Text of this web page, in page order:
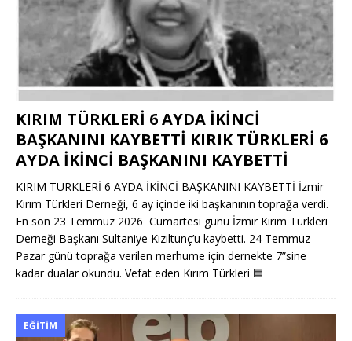
KIRIM TÜRKLERİ 6 AYDA İKİNCİ
BAŞKANINI KAYBETTİ KIRIK TÜRKLERİ 6
AYDA İKİNCİ BAŞKANINI KAYBETTİ
KIRIM TÜRKLERİ 6 AYDA İKİNCİ BAŞKANINI KAYBETTİ İzmir
Kırım Türkleri Derneği, 6 ay içinde iki başkanının toprağa verdi.
En son 23 Temmuz 2026 Cumartesi günü İzmir Kırım Türkleri
Derneği Başkanı Sultaniye Kızıltunç’u kaybetti. 24 Temmuz
Pazar günü toprağa verilen merhume için dernekte 7”sine
kadar dualar okundu. Vefat eden Kırım Türkleri 🟦
EĞITIM